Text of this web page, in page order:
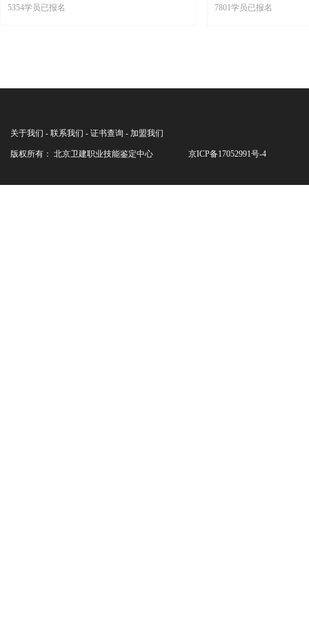
5354学员已报名 7801学员已报名
关于我们 - 联系我们 - 证书查询 - 加盟我们
版权所有： 北京卫建职业技能鉴定中心 京ICP备17052991号-4